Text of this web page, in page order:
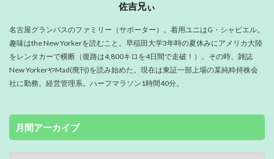
佐吉兄ぃ
名古屋グランパスのファミリー（サポーター）。着用ユニはG・シャビエル。
趣味はthe New Yorkerを読むこと。早稲田大学3年時の夏休みにアメリカ大陸
をレンタカーで横断（復路は4,800キロを4日間で走破！）。その時、雑誌
New YorkerやMad(廃刊)を読み始めた。現在は東証一部上場の某純粋持株会
社に勤務。経営管理系。ハーフマラソン1時間40分。
月間アーカイブ